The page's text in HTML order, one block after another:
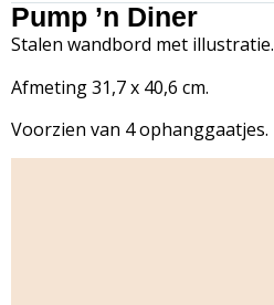
Pump ’n Diner
Stalen wandbord met illustratie.
Afmeting 31,7 x 40,6 cm.
Voorzien van 4 ophanggaatjes.